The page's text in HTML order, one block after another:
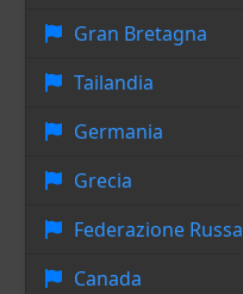
Gran Bretagna
Tailandia
Germania
Grecia
Federazione Russa
Canada